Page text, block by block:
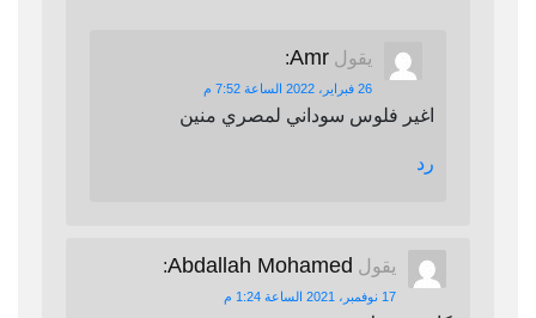
يقول Amr
:
26 فبراير، 2022 الساعة 7:52 م
اغير فلوس سوداني لمصري منين
رد
يقول Abdallah Mohamed
:
17 نوفمبر، 2021 الساعة 1:24 م